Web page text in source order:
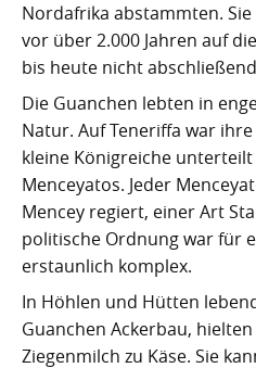
La
La
La Victoria
Los
Los
Puerto de
San Cristóbal
San Juan de
Piratenangriffe auf
François
Amaro
Die Schlacht von
Franco auf
Zwischen
Die Geologie
Die
Legenden, Geheimnisse
La Palma und die
Nordafrika abstammten.
vor über 2.000 Jahren auf
bis heute nicht
Die Guanchen lebten in
Natur. Auf Teneriffa war
kleine Königreiche
Menceyatos. Jeder
Mencey regiert, einer Art
politische Ordnung war für
erstaunlich komplex.
In Höhlen und Hütten
Guanchen Ackerbau,
Ziegenmilch zu Käse. Sie